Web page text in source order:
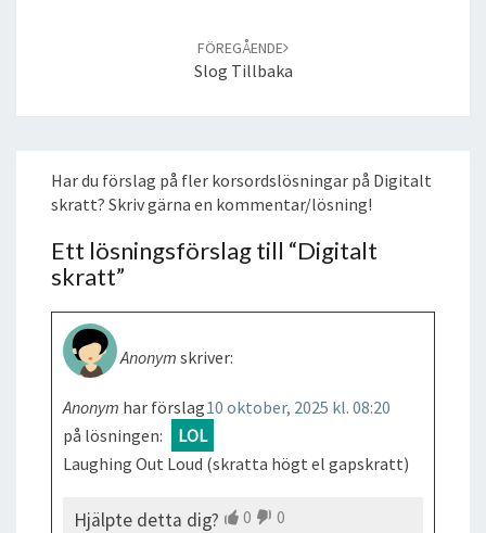
FÖREGÅENDE
Slog Tillbaka
Har du förslag på fler korsordslösningar på Digitalt
skratt? Skriv gärna en kommentar/lösning!
Ett lösningsförslag till “Digitalt
skratt”
Anonym skriver:
10 oktober, 2025 kl. 08:20
Anonym har förslag
på lösningen:
LOL
Laughing Out Loud (skratta högt el gapskratt)
Hjälpte detta dig? 0
0